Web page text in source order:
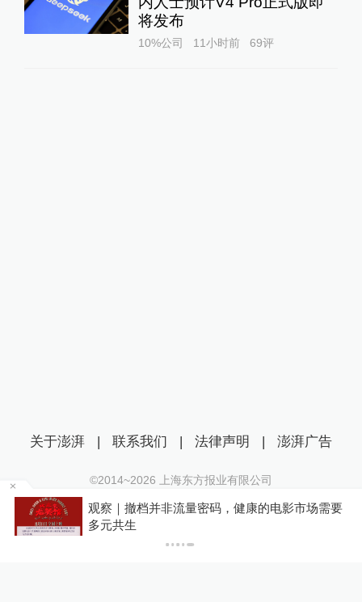
将发布
10%公司 11小时前 69评
观察｜撤档并非流量密码，健康的电影市场需要
多元共生
关于澎湃 | 联系我们 | 法律声明 | 澎湃广告
©2014~2026 上海东方报业有限公司
沪ICP证：沪B2-20170116 | 沪ICP备14003370号
互联网新闻信息服务许可证：31120170006
沪公网安备 31010602000299号